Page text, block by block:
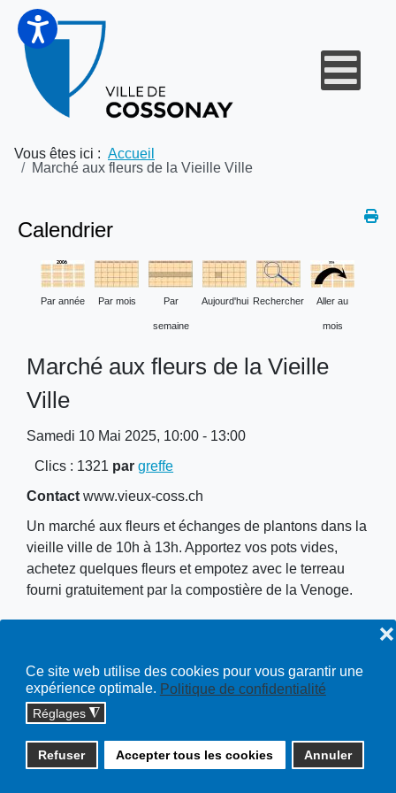
Ce site web utilise des cookies pour vous garantir une
expérience optimale. Politique de confidentialité
Réglages ◮
Refuser Accepter tous les cookies Annuler
❌
Vous êtes ici : Accueil
Marché aux fleurs de la Vieille Ville
Calendrier
Par année Par mois Par
semaine
Aujourd'hui Rechercher Aller au
mois
Marché aux fleurs de la Vieille
Ville
Samedi 10 Mai 2025, 10:00 - 13:00
Clics : 1321 pargreffe
Contact www.vieux-coss.ch
Un marché aux fleurs et échanges de plantons dans la
vieille ville de 10h à 13h. Apportez vos pots vides,
achetez quelques fleurs et empotez avec le terreau
fourni gratuitement par la compostière de la Venoge.
Copyright © 2026 cossonay.ch - tous droits réservés | site :
solutions informatiques